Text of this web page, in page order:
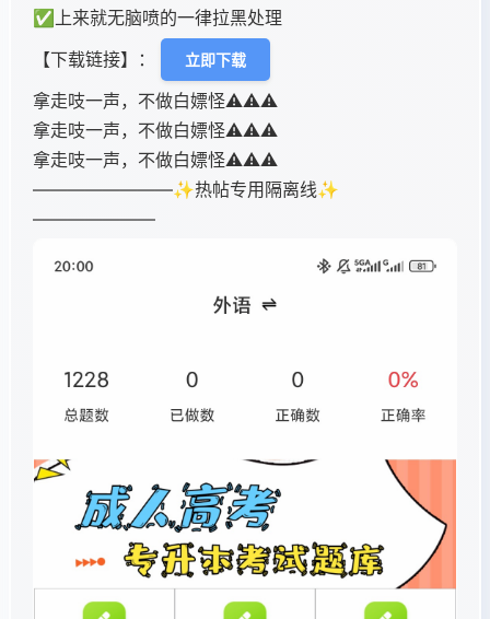
✅上来就无脑喷的一律拉黑处理
【下载链接】：
立即下载
拿走吱一声，不做白嫖怪⚠️⚠️⚠️
拿走吱一声，不做白嫖怪⚠️⚠️⚠️
拿走吱一声，不做白嫖怪⚠️⚠️⚠️
————————✨热帖专用隔离线✨
———————